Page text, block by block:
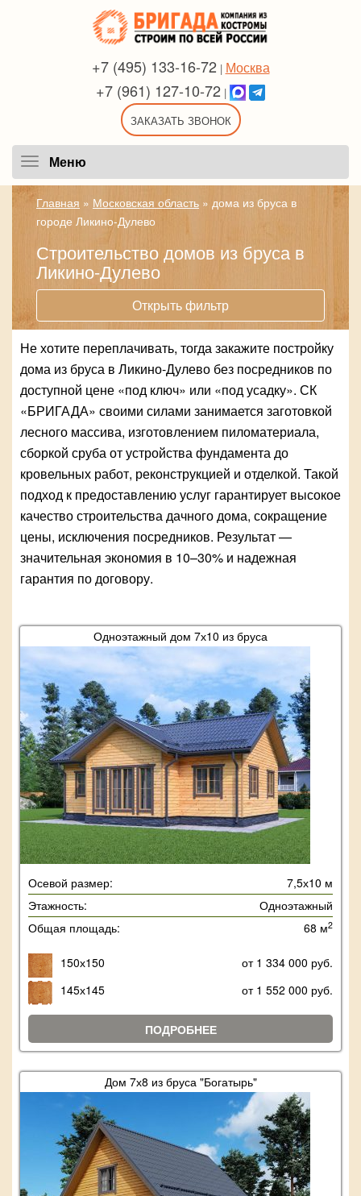
+7 (495) 133-16-72 | Москва
+7 (961) 127-10-72 |
ЗАКАЗАТЬ ЗВОНОК
Меню
Главная » Московская область » дома из бруса в
городе Ликино-Дулево
Строительство домов из бруса в
Ликино-Дулево
Открыть фильтр
Не хотите переплачивать, тогда закажите постройку
дома из бруса в Ликино-Дулево без посредников по
доступной цене «под ключ» или «под усадку». СК
«БРИГАДА» своими силами занимается заготовкой
лесного массива, изготовлением пиломатериала,
сборкой сруба от устройства фундамента до
кровельных работ, реконструкцией и отделкой. Такой
подход к предоставлению услуг гарантирует высокое
качество строительства дачного дома, сокращение
цены, исключения посредников. Результат —
значительная экономия в 10–30% и надежная
гарантия по договору.
Одноэтажный дом 7х10 из бруса
Осевой размер:
7,5х10 м
Этажность:
Одноэтажный
Общая площадь:
68 м2
150х150
от 1 334 000 руб.
145х145
от 1 552 000 руб.
ПОДРОБНЕЕ
Дом 7х8 из бруса "Богатырь"